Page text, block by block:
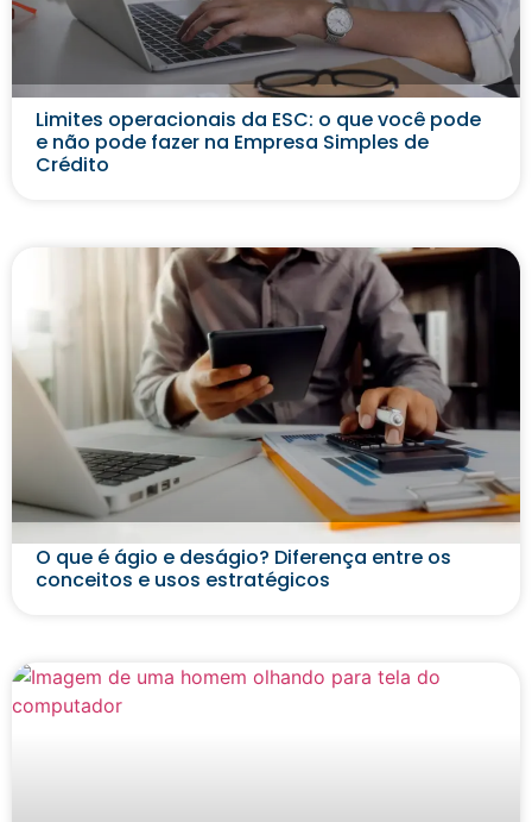
Limites operacionais da ESC: o que você pode
e não pode fazer na Empresa Simples de
Crédito
O que é ágio e deságio? Diferença entre os
conceitos e usos estratégicos